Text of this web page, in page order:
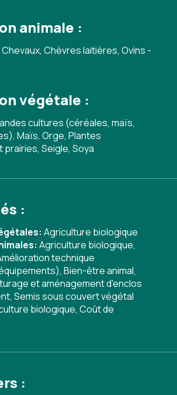
animale :
Chèvres laitières, Ovins -
végétale :
cultures (céréales, maïs,
Maïs, Orge, Plantes
Seigle, Soya
:
Agriculture biologique
Agriculture biologique,
technique
, Bien-être animal,
et aménagement d'enclos
, Semis sous couvert végétal
biologique, Coût de
: